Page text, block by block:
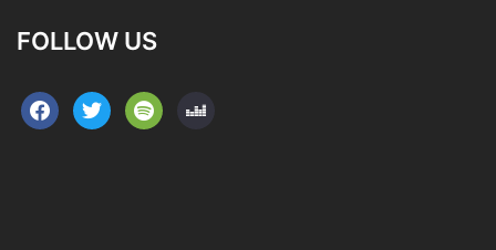
FOLLOW US
facebooktwitterspotifydeezer